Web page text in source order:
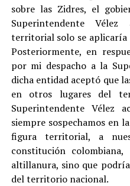
sobre las Zidres, el
Superintendente
territorial solo se
Posteriormente, en
por mi despacho a la
dicha entidad aceptó que
en otros lugares del
Superintendente Vélez
siempre sospechamos en
figura territorial, a
constitución
altillanura, sino que
del territorio nacional.